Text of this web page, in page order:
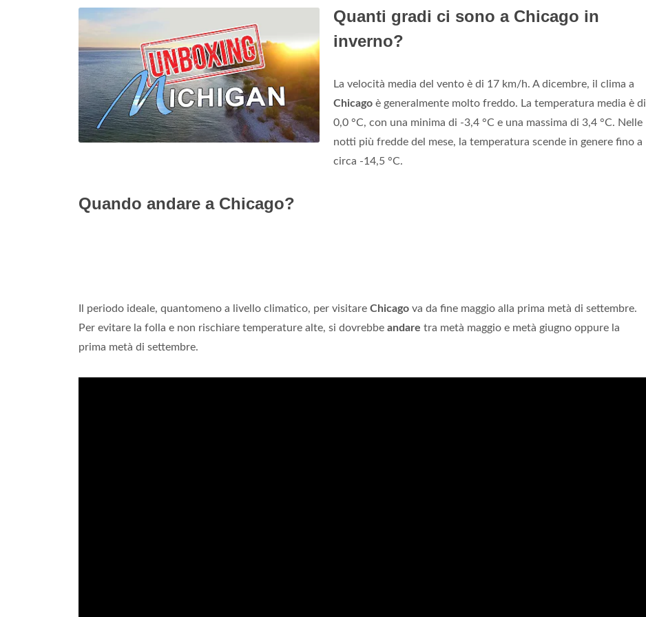
Quanti gradi ci sono a Chicago in
inverno?
La velocità media del vento è di 17 km/h. A dicembre, il clima a
Chicago è generalmente molto freddo. La temperatura media è di
0,0 °C, con una minima di -3,4 °C e una massima di 3,4 °C. Nelle
notti più fredde del mese, la temperatura scende in genere fino a
circa -14,5 °C.
Quando andare a Chicago?
Il periodo ideale, quantomeno a livello climatico, per visitare Chicago va da fine maggio alla prima metà di settembre.
Per evitare la folla e non rischiare temperature alte, si dovrebbe andare tra metà maggio e metà giugno oppure la
prima metà di settembre.